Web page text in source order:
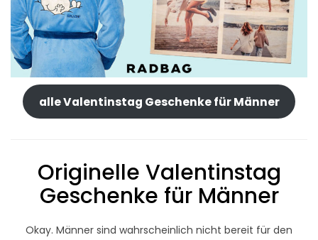
alle Valentinstag Geschenke für Männer
Originelle Valentinstag
Geschenke für Männer
Okay. Männer sind wahrscheinlich nicht bereit für den